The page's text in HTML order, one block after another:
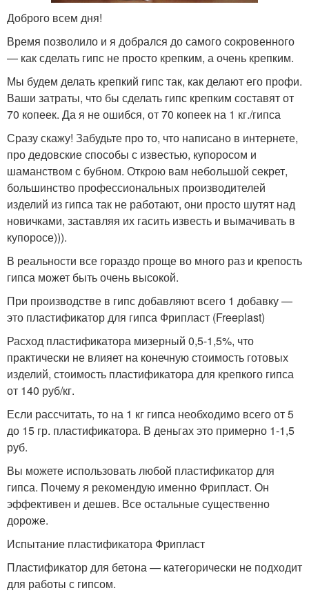
Доброго всем дня!
Время позволило и я добрался до самого сокровенного
— как сделать гипс не просто крепким, а очень крепким.
Мы будем делать крепкий гипс так, как делают его профи.
Ваши затраты, что бы сделать гипс крепким составят от
70 копеек. Да я не ошибся, от 70 копеек на 1 кг./гипса
Сразу скажу! Забудьте про то, что написано в интернете,
про дедовские способы с известью, купоросом и
шаманством с бубном. Открою вам небольшой секрет,
большинство профессиональных производителей
изделий из гипса так не работают, они просто шутят над
новичками, заставляя их гасить известь и вымачивать в
купоросе))).
В реальности все гораздо проще во много раз и крепость
гипса может быть очень высокой.
При производстве в гипс добавляют всего 1 добавку —
это пластификатор для гипса Фрипласт (Freeplast)
Расход пластификатора мизерный 0,5-1,5%, что
практически не влияет на конечную стоимость готовых
изделий, стоимость пластификатора для крепкого гипса
от 140 руб/кг.
Если рассчитать, то на 1 кг гипса необходимо всего от 5
до 15 гр. пластификатора. В деньгах это примерно 1-1,5
руб.
Вы можете использовать любой пластификатор для
гипса. Почему я рекомендую именно Фрипласт. Он
эффективен и дешев. Все остальные существенно
дороже.
Испытание пластификатора Фрипласт
Пластификатор для бетона — категорически не подходит
для работы с гипсом.